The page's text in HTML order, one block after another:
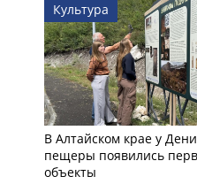
Культура
В Алтайском крае у
пещеры появились
объекты